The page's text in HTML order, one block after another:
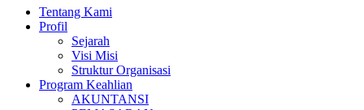
Tentang Kami
Profil
Sejarah
Visi Misi
Struktur Organisasi
Program Keahlian
AKUNTANSI